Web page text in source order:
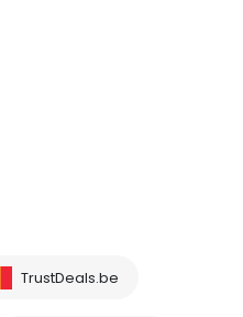
TrustDeals.be